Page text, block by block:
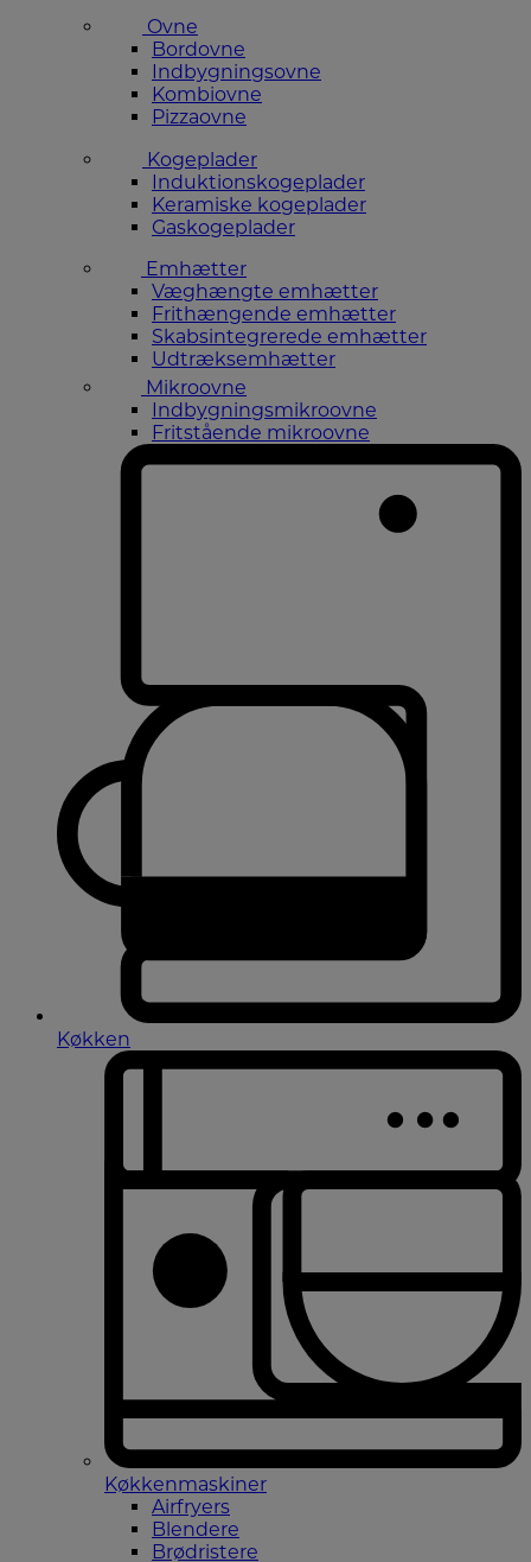
Ovne
Bordovne
Indbygningsovne
Kombiovne
Pizzaovne
Kogeplader
Induktionskogeplader
Keramiske kogeplader
Gaskogeplader
Emhætter
Væghængte emhætter
Frithængende emhætter
Skabsintegrerede emhætter
Udtræksemhætter
Mikroovne
Indbygningsmikroovne
Fritstående mikroovne
Køkken
Køkkenmaskiner
Airfryers
Blendere
Brødristere